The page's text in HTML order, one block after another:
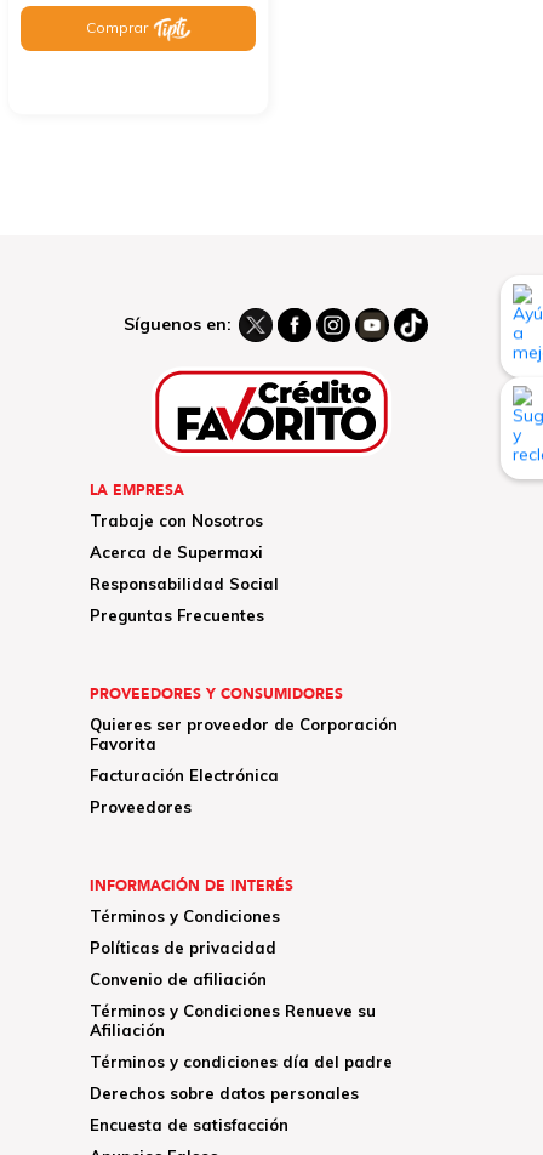
Comprar
Síguenos en:
LA EMPRESA
Trabaje con Nosotros
Acerca de Supermaxi
Responsabilidad Social
Preguntas Frecuentes
PROVEEDORES Y CONSUMIDORES
Quieres ser proveedor de Corporación
Favorita
Facturación Electrónica
Proveedores
INFORMACIÓN DE INTERÉS
Términos y Condiciones
Políticas de privacidad
Convenio de afiliación
Términos y Condiciones Renueve su
Afiliación
Términos y condiciones día del padre
Derechos sobre datos personales
Encuesta de satisfacción